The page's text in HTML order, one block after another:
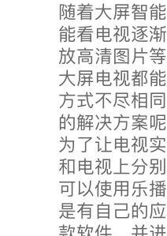
随着大屏智
能看电视逐
放高清图片
大屏电视都
方式不尽相
的解决方案
为了让电视
和电视上分
可以使用乐
是有自己的